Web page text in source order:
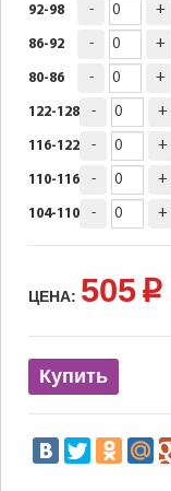
92-98 - +
86-92 - +
80-86 - +
122-128 - +
116-122 - +
110-116 - +
104-110 - +
ЦЕНА: 505 p
Купить